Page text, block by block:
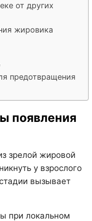
от других
жировика
предотвращения
появления
зрелой жировой
у взрослого
вызывает
при локальном